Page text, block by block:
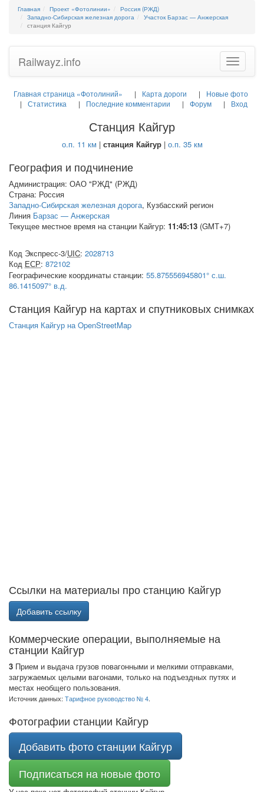
Главная Проект «Фотолинии»
Россия (РЖД)
Западно-Сибирская железная дорога
Участок Барзас — Анжерская
станция Кайгур
Toggle
Railwayz.info
Главная страница «Фотолиний» Карта дороги
Новые фото
Статистика
Последние комментарии Форум Вход
Станция Кайгур
о.п. 11 км | станция Кайгур| о.п. 35 км
География и подчинение
Администрация: ОАО "РЖД" (РЖД)
Страна: Россия
Западно-Сибирская железная дорога, Кузбасский регион
Линия Барзас — Анжерская
Текущее местное время на станции Кайгур: 11:45:13 (GMT+7)
Код Экспресс-3/UIC: 2028713
Код ЕСР: 872102
Географические координаты станции: 55.875556945801° с.ш.
86.1415097° в.д.
Станция Кайгур на картах и спутниковых снимках
Станция Кайгур на OpenStreetMap
Ссылки на материалы про станцию Кайгур
Добавить ссылку
Коммерческие операции, выполняемые на
станции Кайгур
3 Прием и выдача грузов повагонными и мелкими отправками,
загружаемых целыми вагонами, только на подъездных путях и
местах необщего пользования.
Источник данных: Тарифное руководство № 4.
Фотографии станции Кайгур
Добавить фото станции Кайгур
Подписаться на новые фото